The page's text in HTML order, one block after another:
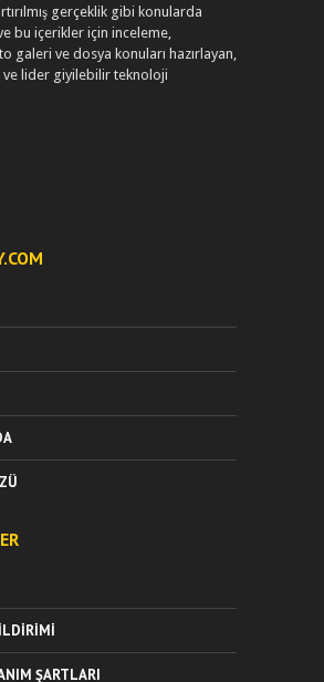
gerçeklik gibi konularda
bu içerikler için inceleme,
galeri ve dosya konuları hazırlayan,
ve lider giyilebilir teknoloji
ŞARTLARI